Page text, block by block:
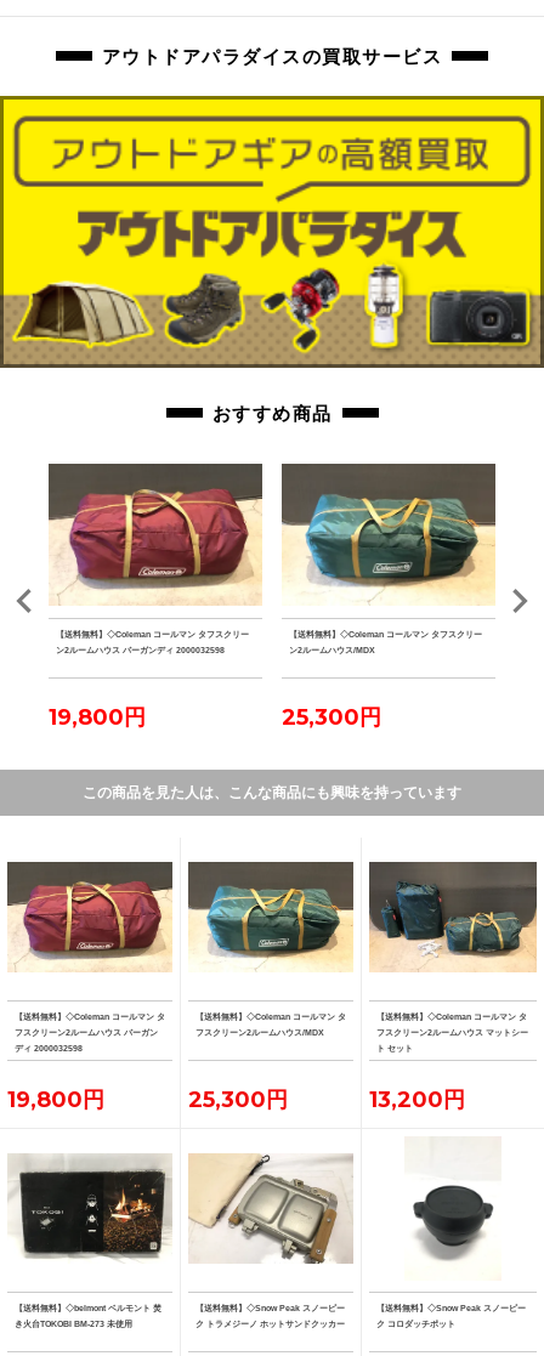
アウトドアパラダイスの買取サービス
おすすめ商品
【送料無料】◇Coleman コールマン タフスクリー
ン2ルームハウス バーガンディ 2000032598
19,800円
【送料無料】◇Coleman コールマン タフスクリー
ン2ルームハウス/MDX
25,300円
この商品を見た人は、こんな商品にも興味を持っています
【送料無料】◇Coleman コールマン タ
フスクリーン2ルームハウス バーガン
ディ 2000032598
19,800円
【送料無料】◇Coleman コールマン タ
フスクリーン2ルームハウス/MDX
25,300円
【送料無料】◇Coleman コールマン タ
フスクリーン2ルームハウス マットシー
ト セット
13,200円
【送料無料】◇belmont ベルモント 焚
き火台TOKOBI BM-273 未使用
【送料無料】◇Snow Peak スノーピー
ク トラメジーノ ホットサンドクッカー
【送料無料】◇Snow Peak スノーピー
ク コロダッチポット